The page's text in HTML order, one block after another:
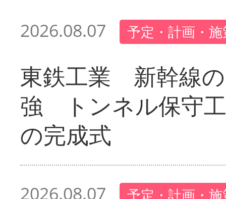
2026.08.07 予定・計画・
東鉄工業 新幹線
強 トンネル保守
の完成式
2026.08.07 予定・計画・